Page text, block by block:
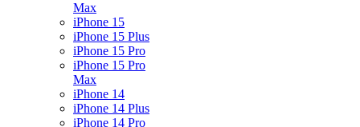
Max
iPhone 15
iPhone 15 Plus
iPhone 15 Pro
iPhone 15 Pro
Max
iPhone 14
iPhone 14 Plus
iPhone 14 Pro